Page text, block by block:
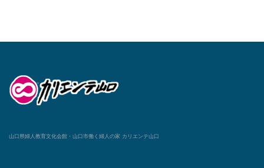
山口県婦人教育文化会館・山口市働く婦人の家 カリエンテ山口